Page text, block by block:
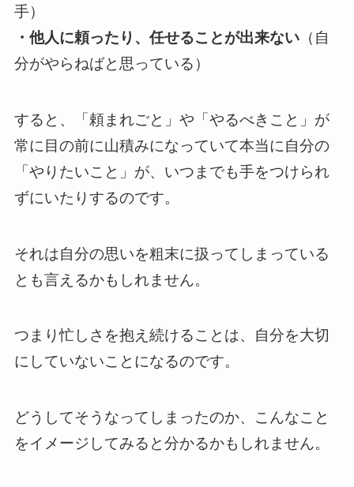
手）
・他人に頼ったり、任せることが出来ない（自
分がやらねばと思っている）
すると、「頼まれごと」や「やるべきこと」が
常に目の前に山積みになっていて本当に自分の
「やりたいこと」が、いつまでも手をつけられ
ずにいたりするのです。
それは自分の思いを粗末に扱ってしまっている
とも言えるかもしれません。
つまり忙しさを抱え続けることは、自分を大切
にしていないことになるのです。
どうしてそうなってしまったのか、こんなこと
をイメージしてみると分かるかもしれません。